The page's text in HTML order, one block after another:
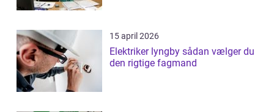
15 april 2026
Elektriker lyngby sådan vælger du
den rigtige fagmand